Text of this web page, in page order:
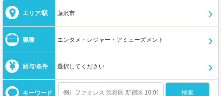
エリア/駅 藤沢市
職種 エンタメ・レジャー・アミューズメント
給与/条件 選択してください
キーワード